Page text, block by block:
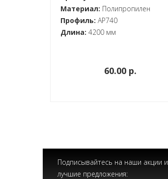
Материал: Полипропилен
Профиль: AP740
Длина: 4200 мм
60.00 p.
Подписывайтесь на наши акции и
лучшие предложения: